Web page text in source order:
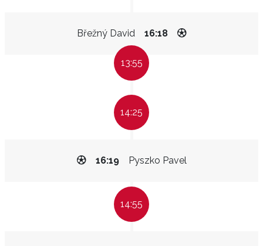
Břežný David 16:18
13:55
14:25
Pyszko Pavel
16:19
14:55